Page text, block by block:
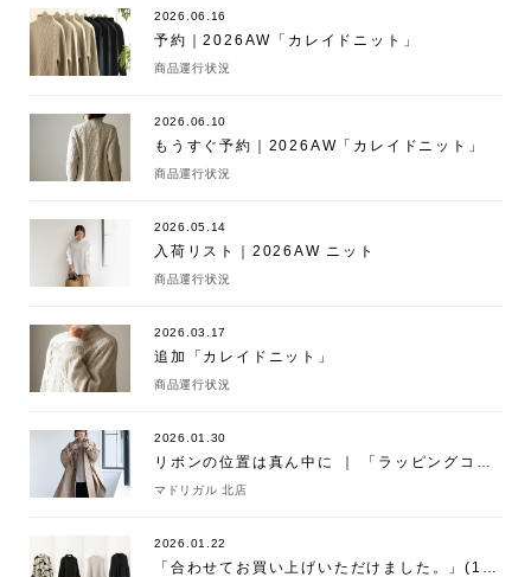
2026.06.16
予約｜2026AW「カレイドニット」
商品運行状況
2026.06.10
もうすぐ予約｜2026AW「カレイドニット」
商品運行状況
2026.05.14
入荷リスト｜2026AW ニット
商品運行状況
2026.03.17
追加「カレイドニット」
商品運行状況
2026.01.30
リボンの位置は真ん中に ｜ 「ラッピングコート」
マドリガル 北店
2026.01.22
「合わせてお買い上げいただけました。」(1/22)